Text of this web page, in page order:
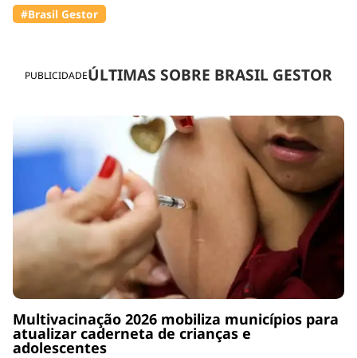
PUBLICIDADEÚLTIMAS SOBRE BRASIL GESTOR
Multivacinação 2026 mobiliza municípios para
atualizar caderneta de crianças e
adolescentes
#Brasil Gestor